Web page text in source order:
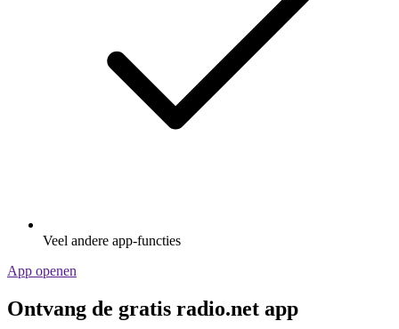
Veel andere app-functies
App openen
Ontvang de gratis radio.net app